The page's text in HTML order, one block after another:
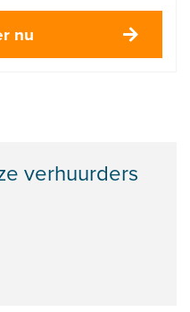
nu
verhuurders